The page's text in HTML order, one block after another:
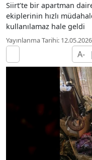
Siirt’te bir apartman
ekiplerinin hızlı
kullanılamaz hale geldi
Yayınlanma Tarihi:
A- |